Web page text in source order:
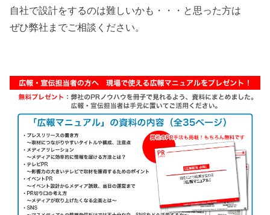
自社で設計をするのは難しいかも・・・と思った方は
ぜひ弊社までご相談ください。